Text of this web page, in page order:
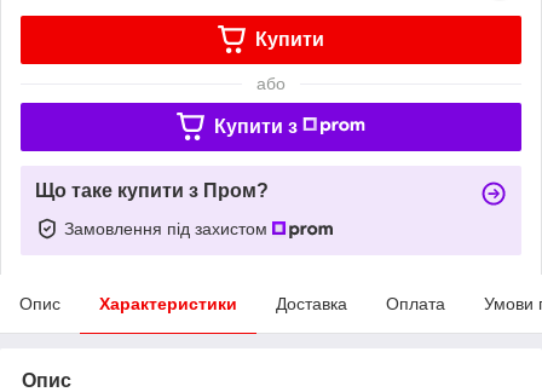
Купити
або
Купити з
Що таке купити з Пром?
Замовлення під захистом
Опис Характеристики Доставка Оплата Умови
Опис